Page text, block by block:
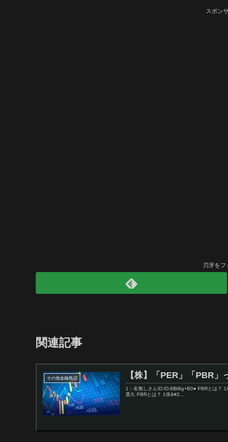
スポン
刃牙をフ
関連記事
その他金融商品 【株】「PER」「PBR」
1：名無しさんID:ID:8lBl9g+B0● PBRとは？
貴久 PBRとは？ 1倍&#2...